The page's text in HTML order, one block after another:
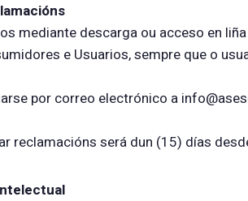
mediante descarga ou acceso en
e Usuarios, sempre que o
por correo electrónico a
reclamacións será dun (15) días